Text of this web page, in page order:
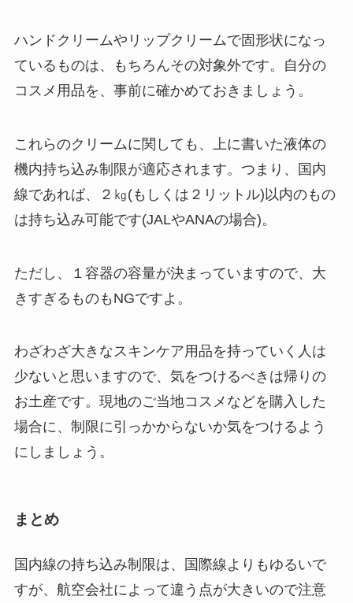
ハンドクリームやリップクリームで固形状になっ
ているものは、もちろんその対象外です。自分の
コスメ用品を、事前に確かめておきましょう。
これらのクリームに関しても、上に書いた液体の
機内持ち込み制限が適応されます。つまり、国内
線であれば、２㎏(もしくは２リットル)以内のもの
は持ち込み可能です(JALやANAの場合)。
ただし、１容器の容量が決まっていますので、大
きすぎるものもNGですよ。
わざわざ大きなスキンケア用品を持っていく人は
少ないと思いますので、気をつけるべきは帰りの
お土産です。現地のご当地コスメなどを購入した
場合に、制限に引っかからないか気をつけるよう
にしましょう。
まとめ
国内線の持ち込み制限は、国際線よりもゆるいで
すが、航空会社によって違う点が大きいので注意